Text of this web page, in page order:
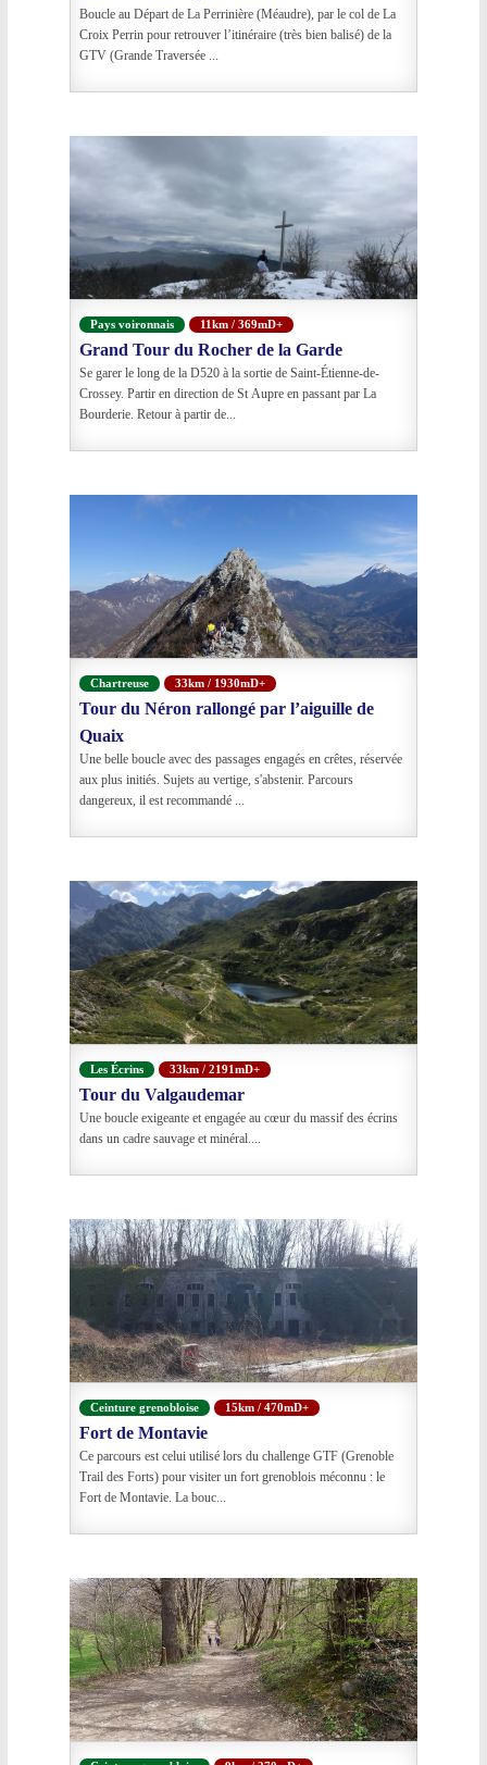
Boucle au Départ de La Perrinière (Méaudre), par le col de La
Croix Perrin pour retrouver l’itinéraire (très bien balisé) de la
GTV (Grande Traversée ...
Pays voironnais 11km / 369mD+
Grand Tour du Rocher de la Garde
Se garer le long de la D520 à la sortie de Saint-Étienne-de-
Crossey. Partir en direction de St Aupre en passant par La
Bourderie. Retour à partir de...
Chartreuse 33km / 1930mD+
Tour du Néron rallongé par l’aiguille de
Quaix
Une belle boucle avec des passages engagés en crêtes, réservée
aux plus initiés. Sujets au vertige, s'abstenir. Parcours
dangereux, il est recommandé ...
Les Écrins 33km / 2191mD+
Tour du Valgaudemar
Une boucle exigeante et engagée au cœur du massif des écrins
dans un cadre sauvage et minéral....
Ceinture grenobloise 15km / 470mD+
Fort de Montavie
Ce parcours est celui utilisé lors du challenge GTF (Grenoble
Trail des Forts) pour visiter un fort grenoblois méconnu : le
Fort de Montavie. La bouc...